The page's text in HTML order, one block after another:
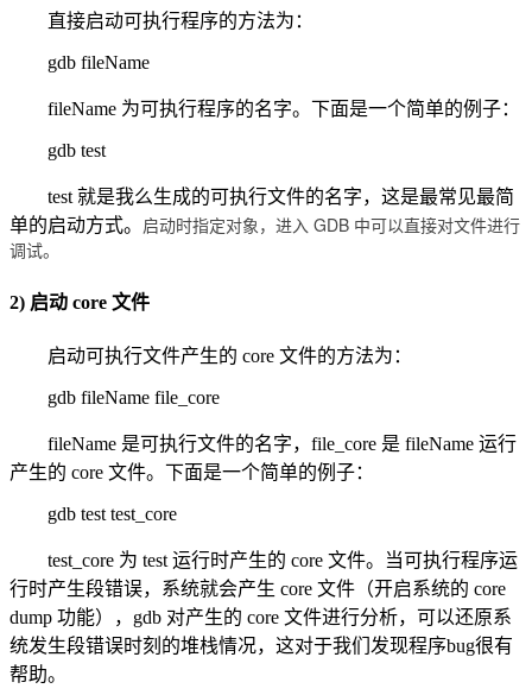
直接启动可执行程序的方法为：
gdb fileName
fileName 为可执行程序的名字。下面是一个简单的例子：
gdb test
test 就是我么生成的可执行文件的名字，这是最常见最简
单的启动方式。 启动时指定对象，进入 GDB 中可以直接对文件进行
调试。
2) 启动 core 文件
启动可执行文件产生的 core 文件的方法为：
gdb fileName file_core
fileName 是可执行文件的名字，file_core 是 fileName 运行
产生的 core 文件。下面是一个简单的例子：
gdb test test_core
test_core 为 test 运行时产生的 core 文件。当可执行程序运
行时产生段错误，系统就会产生 core 文件（开启系统的 core
dump 功能），gdb 对产生的 core 文件进行分析，可以还原系
统发生段错误时刻的堆栈情况，这对于我们发现程序bug很有
帮助。